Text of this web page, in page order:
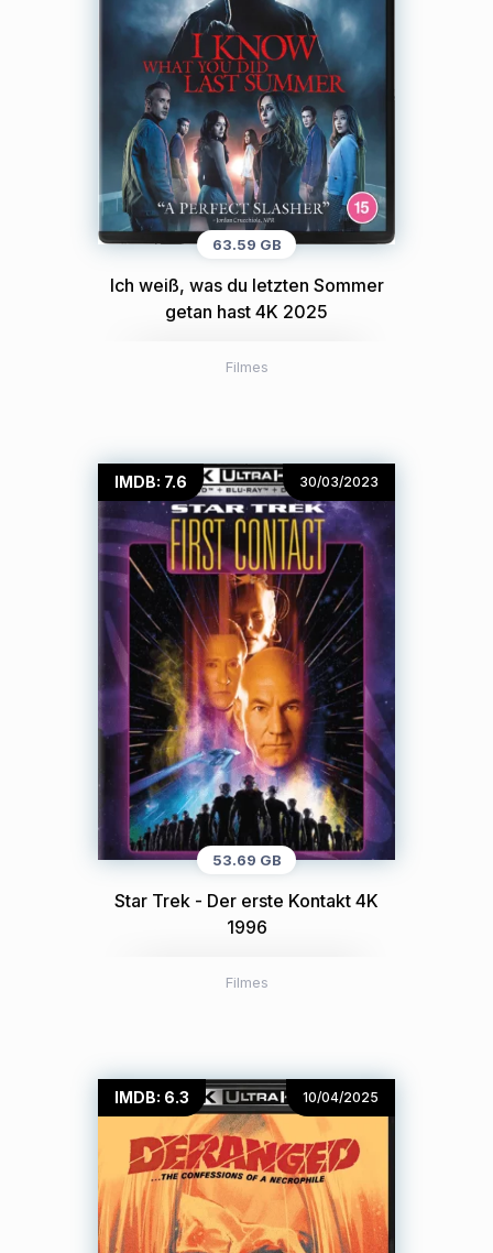
63.59 GB
Ich weiß, was du letzten Sommer
getan hast 4K 2025
Filmes
IMDB: 7.6 30/03/2023
53.69 GB
Star Trek - Der erste Kontakt 4K
1996
Filmes
IMDB: 6.3 10/04/2025